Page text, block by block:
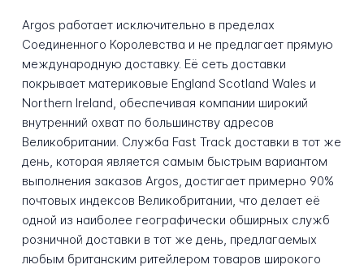
Argos работает исключительно в пределах
Соединенного Королевства и не предлагает прямую
международную доставку. Её сеть доставки
покрывает материковые England Scotland Wales и
Northern Ireland, обеспечивая компании широкий
внутренний охват по большинству адресов
Великобритании. Служба Fast Track доставки в тот же
день, которая является самым быстрым вариантом
выполнения заказов Argos, достигает примерно 90%
почтовых индексов Великобритании, что делает её
одной из наиболее географически обширных служб
розничной доставки в тот же день, предлагаемых
любым британским ритейлером товаров широкого